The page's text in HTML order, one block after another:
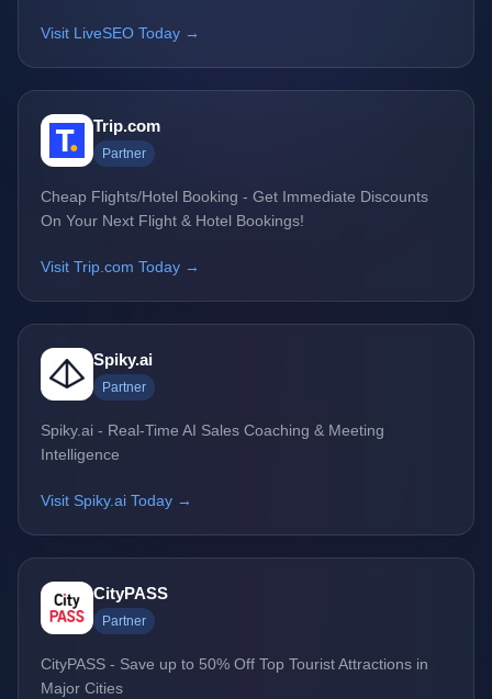
Visit LiveSEO Today →
Trip.com
Partner
Cheap Flights/Hotel Booking - Get Immediate Discounts
On Your Next Flight & Hotel Bookings!
Visit Trip.com Today →
Spiky.ai
Partner
Spiky.ai - Real-Time AI Sales Coaching & Meeting
Intelligence
Visit Spiky.ai Today →
CityPASS
Partner
CityPASS - Save up to 50% Off Top Tourist Attractions in
Major Cities